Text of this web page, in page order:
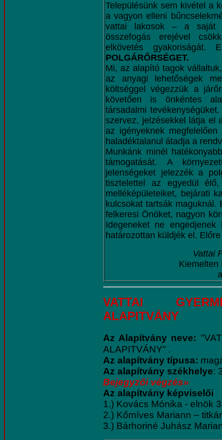
Településünk sem kivétel a
a vagyon elleni
vattai lakosok – a saját
összefogás erejével
elkövetés gyakoriságát.
POLGÁRŐRSÉGET.
Mi, az alapító tagok
az anyagi lehetőségek
költséggel végezzük a
követően is önkéntes
társadalmi
szervez, jelzésekkel látja el
az igényeknek
haladéktalanul átadja a
Munkánk minél
támogatását. A
jelenségeket jelezzék a
tisztelettel az egyedül
melléképületeiket, bejárati
kulcsokat tartsák maguknál.
felkeresi Önöket, nagyon
Idegeneket ne
határozottan küldjék el.
Vattai
Kiemelten
VATTAl
ALAPITVÁNY
Az Alapítvány neve:
ALAPITVÁNY" .
Az alapítvány típusa:
Az alapítvány székhelye:
Bejegyzői végzés»
Az alapítvány képviselői
1.) Kovács Mónika - elnök
2.) Kőmíves Mariann –
3.) Bárhoriné Juhász